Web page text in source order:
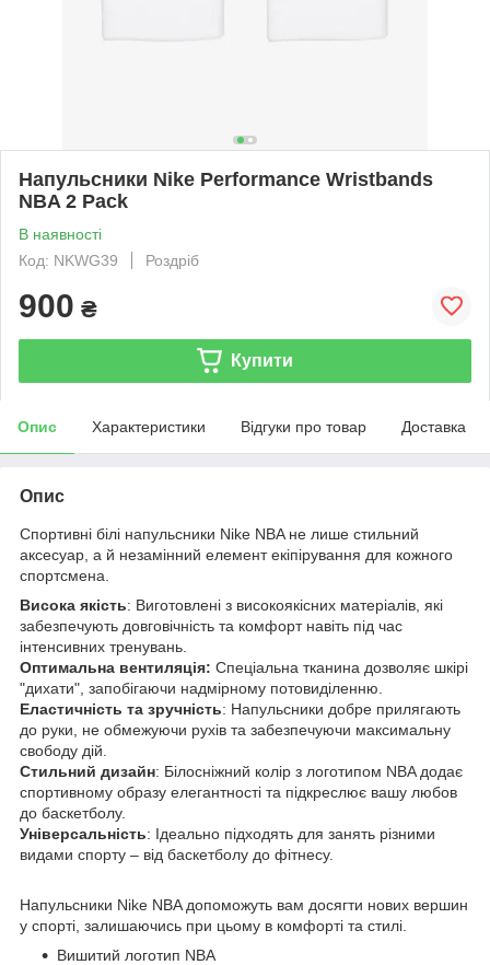
Напульсники Nike Performance Wristbands
NBA 2 Pack
В наявності
Код: NKWG39
Роздріб
900 ₴
Купити
Опис Характеристики Відгуки про товар Доставка
Опис
Спортивні білі напульсники Nike NBA не лише стильний
аксесуар, а й незамінний елемент екіпірування для кожного
спортсмена.
Висока якість: Виготовлені з високоякісних матеріалів, які
забезпечують довговічність та комфорт навіть під час
інтенсивних тренувань.
Оптимальна вентиляція: Спеціальна тканина дозволяє шкірі
"дихати", запобігаючи надмірному потовиділенню.
Еластичність та зручність: Напульсники добре прилягають
до руки, не обмежуючи рухів та забезпечуючи максимальну
свободу дій.
Стильний дизайн: Білосніжний колір з логотипом NBA додає
спортивному образу елегантності та підкреслює вашу любов
до баскетболу.
Універсальність: Ідеально підходять для занять різними
видами спорту – від баскетболу до фітнесу.
Напульсники Nike NBA допоможуть вам досягти нових вершин
у спорті, залишаючись при цьому в комфорті та стилі.
Вишитий логотип NBA